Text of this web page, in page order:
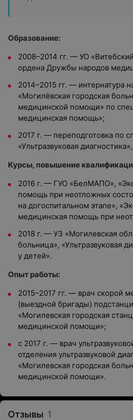
Образование:
2008–2014 гг. — УО
ордена Дружбы народов
2014–2015 гг. — интернатура
«Могилёвская городская
медицинской помощи» по
медицинская помощь»;
2017 г. — переподготовка по
«Ультразвуковая
Курсы, повышение
2016 г. — ГУО «БелМАПО»,
помощь при неотложных
на догоспитальном этапе»,
медицинская помощь при
2018 г. — УЗ «Могилевская
больница», «Ультразвуковая
у детей».
Опыт работы:
2015–2017 гг. — врач скорой
(выездной бригады)
«Могилевская городская
медицинской помощи»;
с 2017 г. — врач
отделения ультразвуковой
«Могилевская городская
медицинской помощи».
Отзывы 1